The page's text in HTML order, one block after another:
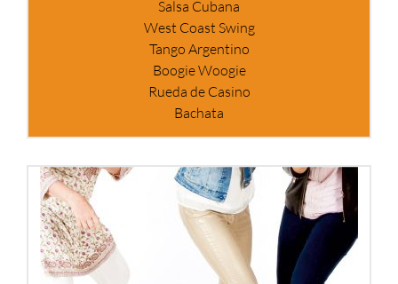
Salsa Cubana
West Coast Swing
Tango Argentino
Boogie Woogie
Rueda de Casino
Bachata